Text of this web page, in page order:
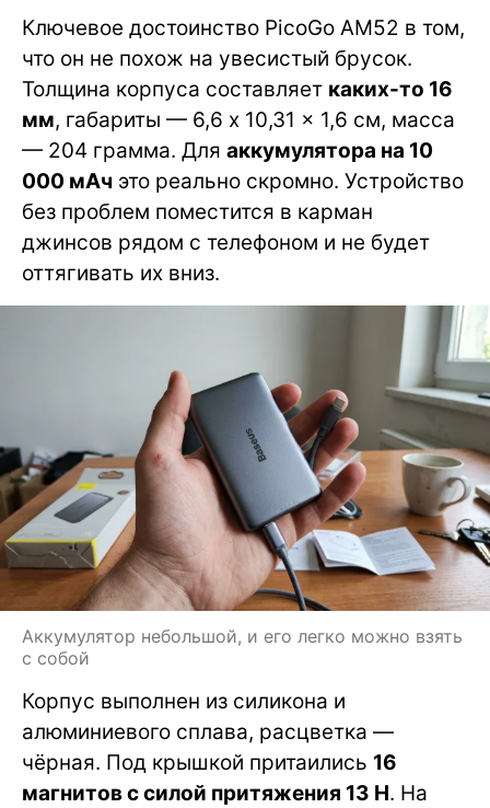
Ключевое достоинство PicoGo AM52 в том,
что он не похож на увесистый брусок.
Толщина корпуса составляет каких-то 16
мм, габариты — 6,6 x 10,31 x 1,6 см, масса
— 204 грамма. Для аккумулятора на 10
000 мАч это реально скромно. Устройство
без проблем поместится в карман
джинсов рядом с телефоном и не будет
оттягивать их вниз.
Аккумулятор небольшой, и его легко можно взять
с собой
Корпус выполнен из силикона и
алюминиевого сплава, расцветка —
чёрная. Под крышкой притаились 16
магнитов с силой притяжения 13 Н. На